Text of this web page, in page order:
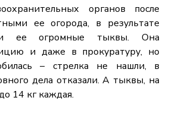
органов после
ее огорода, в результате
ее огромные тыквы. Она
и даже в прокуратуру, но
– стрелка не нашли, в
дела отказали. А тыквы, на
14 кг каждая.